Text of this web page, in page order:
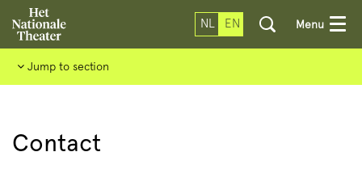
NL EN Menu
Jump to section
Contact